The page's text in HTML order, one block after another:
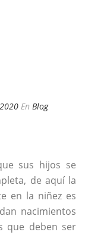
En Blog
sus hijos se
de aquí la
en la niñez es
nacimientos
que deben ser